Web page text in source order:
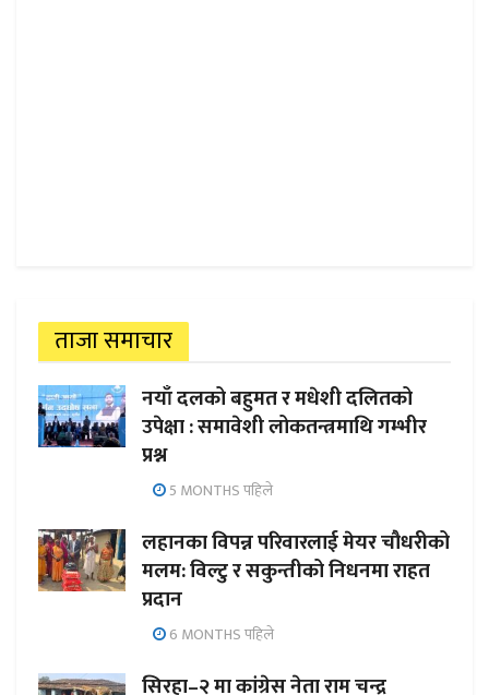
ताजा समाचार
नयाँ दलको बहुमत र मधेशी दलितको
उपेक्षा : समावेशी लोकतन्त्रमाथि गम्भीर
प्रश्न
5 MONTHS पहिले
लहानका विपन्न परिवारलाई मेयर चौधरीको
मलम: विल्टु र सकुन्तीको निधनमा राहत
प्रदान
6 MONTHS पहिले
सिरहा–२ मा कांग्रेस नेता राम चन्द्र